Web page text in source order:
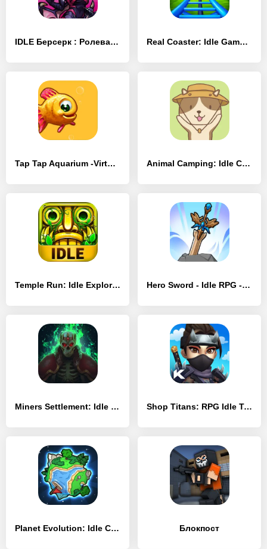
IDLE Берсерк : Ролевая игра - [MOD Бесконечные монеты] Real Coaster: Idle Game - [MOD Бесконечные деньги]
Tap Tap Aquarium -Virtual Tank - [MOD Бесконечные деньги] Animal Camping: Idle Camp - [MOD Бесконечные деньги]
Temple Run: Idle Explorers - [MOD Бесконечные деньги] Hero Sword - Idle RPG - [MOD Бесконечные деньги]
Miners Settlement: Idle RPG - [MOD Много монет] Shop Titans: RPG Idle Tycoon - [MOD Бесконечные деньги]
Planet Evolution: Idle Clicker - [MOD Бесконечные деньги] Блокпост